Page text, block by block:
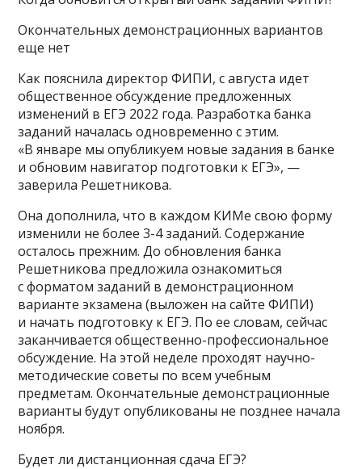
Окончательных демонстрационных вариантов
еще нет
Как пояснила директор ФИПИ, с августа идет
общественное обсуждение предложенных
изменений в ЕГЭ 2022 года. Разработка банка
заданий началась одновременно с этим.
«В январе мы опубликуем новые задания в банке
и обновим навигатор подготовки к ЕГЭ», —
заверила Решетникова.
Она дополнила, что в каждом КИМе свою форму
изменили не более 3-4 заданий. Содержание
осталось прежним. До обновления банка
Решетникова предложила ознакомиться
с форматом заданий в демонстрационном
варианте экзамена (выложен на сайте ФИПИ)
и начать подготовку к ЕГЭ. По ее словам, сейчас
заканчивается общественно-профессиональное
обсуждение. На этой неделе проходят научно-
методические советы по всем учебным
предметам. Окончательные демонстрационные
варианты будут опубликованы не позднее начала
ноября.
Будет ли дистанционная сдача ЕГЭ?